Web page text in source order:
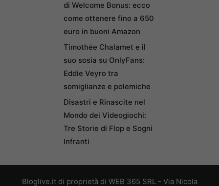
di Welcome Bonus: ecco
come ottenere fino a 650
euro in buoni Amazon
Timothée Chalamet e il
suo sosia su OnlyFans:
Eddie Veyro tra
somiglianze e polemiche
Disastri e Rinascite nel
Mondo dei Videogiochi:
Tre Storie di Flop e Sogni
Infranti
Bloglive.it di proprietà di WEB 365 SRL - Via Nicola